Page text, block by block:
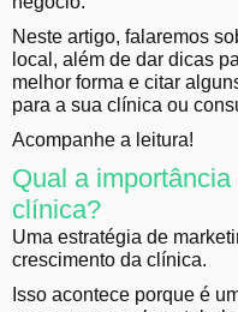
Neste artigo, falaremos
local, além de dar dicas
melhor forma e citar
para a sua clínica ou
Acompanhe a leitura!
Qual a
clínica?
Uma estratégia de
crescimento da clínica.
Isso acontece porque é